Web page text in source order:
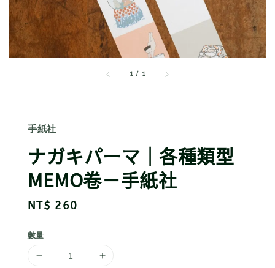
1 / 1
手紙社
ナガキパーマ｜各種類型
MEMO卷－手紙社
Regular
NT$ 260
數量